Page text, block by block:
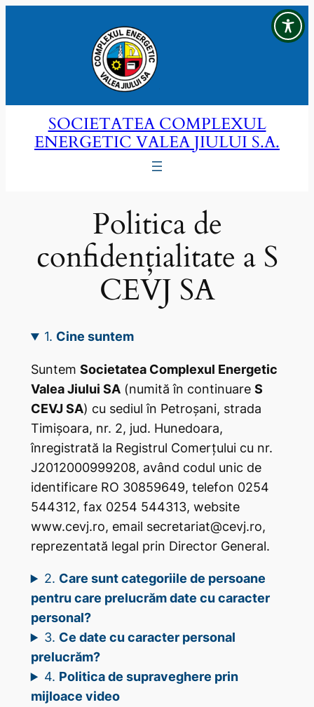
SOCIETATEA COMPLEXUL
ENERGETIC VALEA JIULUI S.A.
Politica de
confidențialitate a S
CEVJ SA
1. Cine suntem
Suntem Societatea Complexul Energetic
Valea Jiului SA(numită în continuare S
CEVJ SA) cu sediul în Petroșani, strada
Timișoara, nr. 2, jud. Hunedoara,
înregistrată la Registrul Comerțului cu nr.
J2012000999208, având codul unic de
identificare RO 30859649, telefon 0254
544312, fax 0254 544313, website
www.cevj.ro, email secretariat@cevj.ro,
reprezentată legal prin Director General.
2. Care sunt categoriile de persoane
pentru care prelucrăm date cu caracter
personal?
3. Ce date cu caracter personal
prelucrăm?
4. Politica de supraveghere prin
mijloace video